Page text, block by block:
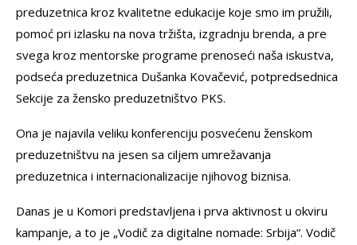
preduzetnica kroz kvalitetne edukacije koje smo im pružili,
pomoć pri izlasku na nova tržišta, izgradnju brenda, a pre
svega kroz mentorske programe prenoseći naša iskustva,
podseća preduzetnica Dušanka Kovačević, potpredsednica
Sekcije za žensko preduzetništvo PKS.
Ona je najavila veliku konferenciju posvećenu ženskom
preduzetništvu na jesen sa ciljem umrežavanja
preduzetnica i internacionalizacije njihovog biznisa.
Danas je u Komori predstavljena i prva aktivnost u okviru
kampanje, a to je „Vodič za digitalne nomade: Srbija“. Vodič